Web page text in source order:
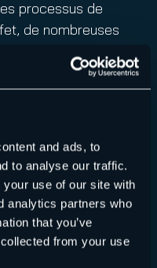
and ads, to
to analyse our traffic.
use of our site with
analytics partners who
that you’ve
from your use
processus de
de nombreuses
impliquent l’utilisation
DNS pour
éviter le phishing
DNS peuvent être
à des
vers des serveurs
de phishing, de
ou encore de